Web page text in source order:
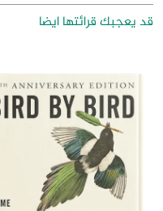
قد يعجبك قرائتها ايضا